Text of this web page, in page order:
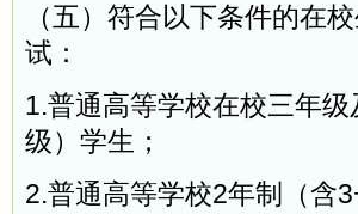
（五）符合以下条件的在
试：
1.普通高等学校在校三年
级）学生；
2.普通高等学校2年制（含